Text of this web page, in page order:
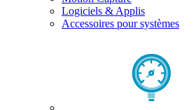
Logiciels & Applis
Accessoires pour systèmes